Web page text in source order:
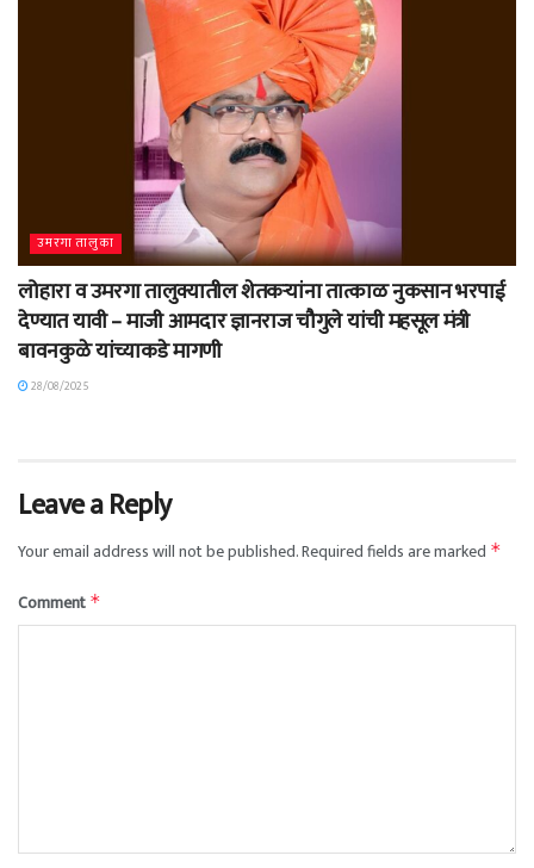
उमरगा तालुका
लोहारा व उमरगा तालुक्यातील शेतकऱ्यांना तात्काळ नुकसान भरपाई
देण्यात यावी – माजी आमदार ज्ञानराज चौगुले यांची महसूल मंत्री
बावनकुळे यांच्याकडे मागणी
28/08/2025
Leave a Reply
Your email address will not be published.Required fields are marked *
Comment *